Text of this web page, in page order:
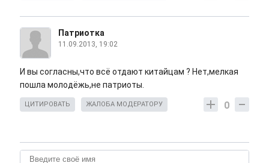
Патриотка
11.09.2013, 19:02
И вы согласны,что всё отдают китайцам ? Нет,мелкая
пошла молодёжь,не патриоты.
0
ЦИТИРОВАТЬ ЖАЛОБА МОДЕРАТОРУ